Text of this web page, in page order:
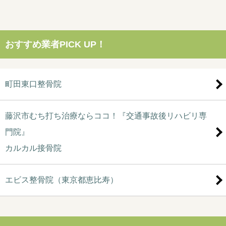
おすすめ業者PICK UP！
町田東口整骨院
藤沢市むち打ち治療ならココ！『交通事故後リハビリ専
門院』
カルカル接骨院
エビス整骨院（東京都恵比寿）